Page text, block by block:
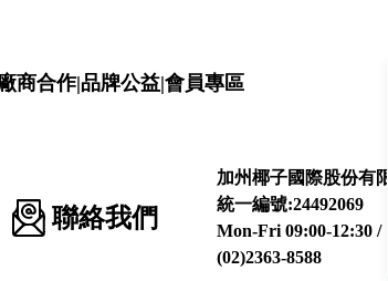
商合作|品牌公益|會員專區
聯絡我們
加州椰子國際股份有
統一編號:24492069
Mon-Fri 09:00-12:30 /
(02)2363-8588